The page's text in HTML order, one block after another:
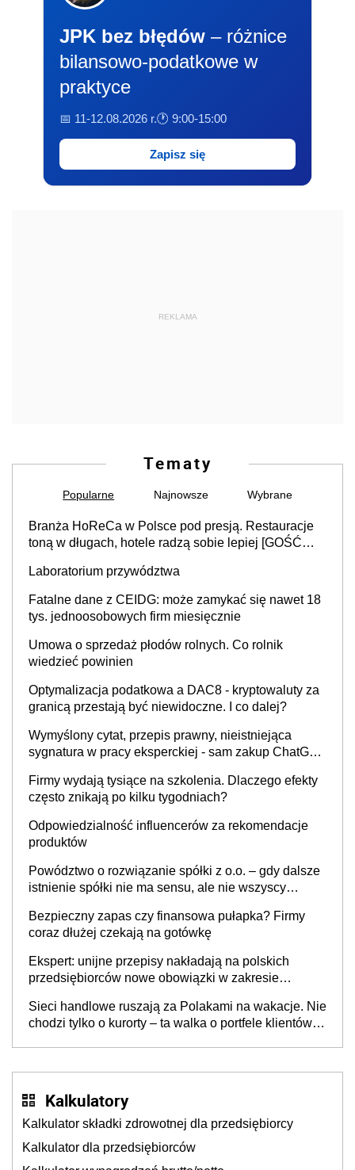
JPK bez błędów – różnice
bilansowo-podatkowe w
praktyce
📅 11-12.08.2026 r.🕐 9:00-15:00
Zapisz się
REKLAMA
Tematy
Popularne Najnowsze Wybrane
Branża HoReCa w Polsce pod presją. Restauracje
toną w długach, hotele radzą sobie lepiej [GOŚĆ
Laboratorium przywództwa
Fatalne dane z CEIDG: może zamykać się nawet 18
tys. jednoosobowych firm miesięcznie
Umowa o sprzedaż płodów rolnych. Co rolnik
wiedzieć powinien
Optymalizacja podatkowa a DAC8 - kryptowaluty za
granicą przestają być niewidoczne. I co dalej?
Wymyślony cytat, przepis prawny, nieistniejąca
sygnatura w pracy eksperckiej - sam zakup ChatGPT
Firmy wydają tysiące na szkolenia. Dlaczego efekty
często znikają po kilku tygodniach?
Odpowiedzialność influencerów za rekomendacje
produktów
Powództwo o rozwiązanie spółki z o.o. – gdy dalsze
istnienie spółki nie ma sensu, ale nie wszyscy
Bezpieczny zapas czy finansowa pułapka? Firmy
coraz dłużej czekają na gotówkę
Ekspert: unijne przepisy nakładają na polskich
przedsiębiorców nowe obowiązki w zakresie
Sieci handlowe ruszają za Polakami na wakacje. Nie
chodzi tylko o kurorty – ta walka o portfele klientów
Kalkulatory
Kalkulator składki zdrowotnej dla przedsiębiorcy
Kalkulator dla przedsiębiorców